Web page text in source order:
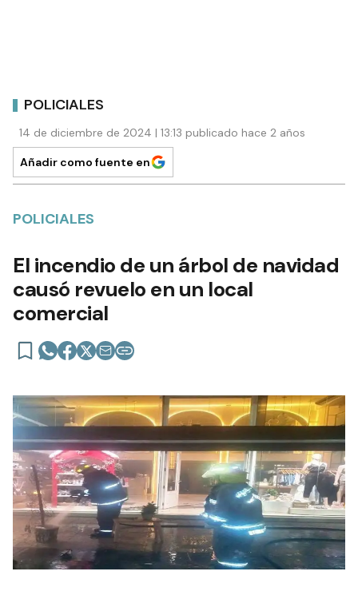
POLICIALES
14 de diciembre de 2024 | 13:13 publicado hace 2 años
Añadir como fuente en
POLICIALES
El incendio de un árbol de navidad
causó revuelo en un local
comercial